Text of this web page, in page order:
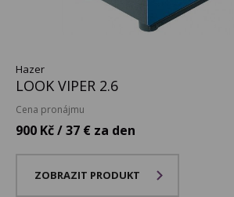
Hazer
LOOK VIPER 2.6
Cena pronájmu
900 Kč / 37 € za den
ZOBRAZIT PRODUKT